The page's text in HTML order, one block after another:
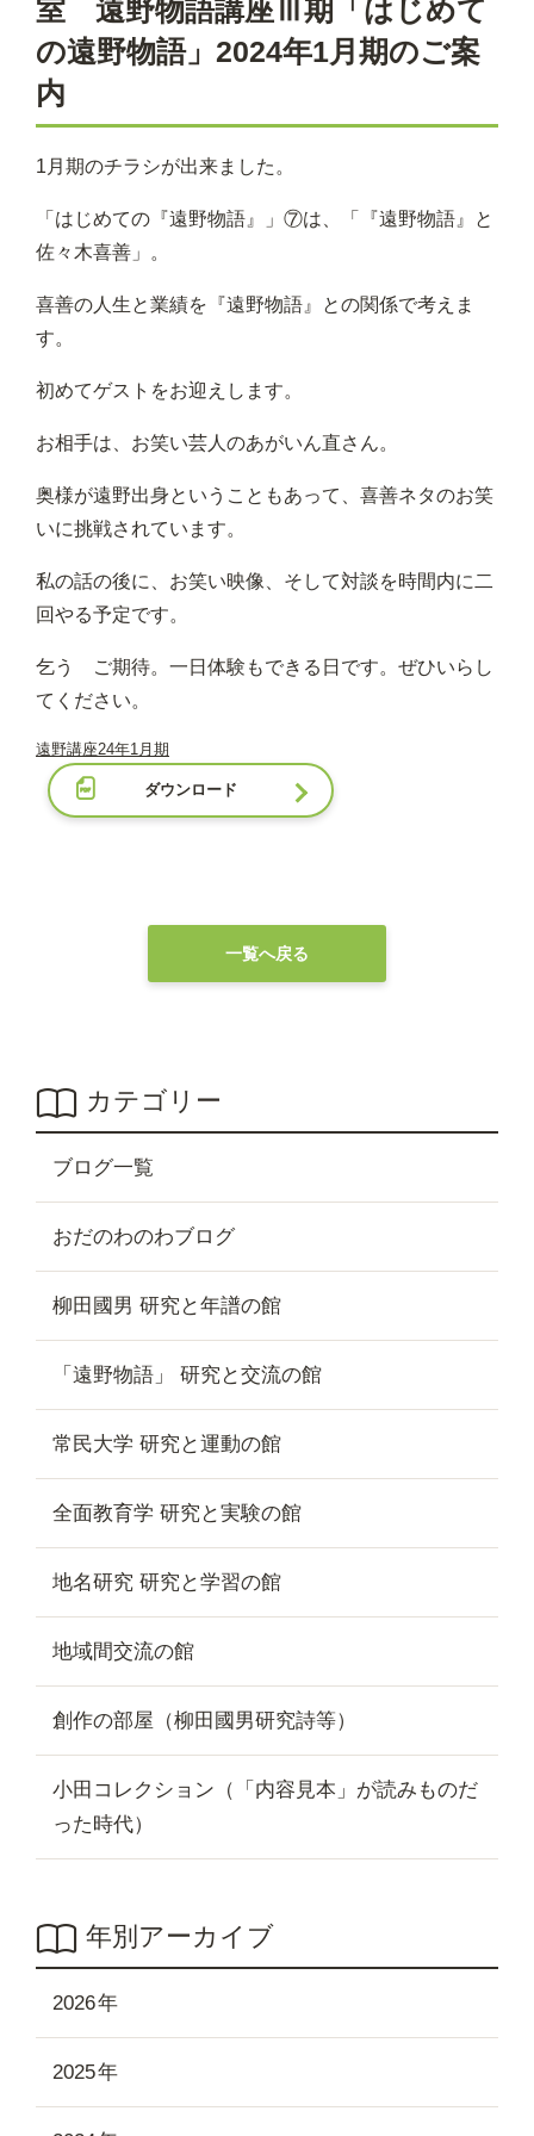
室 遠野物語講座Ⅲ期「はじめて
の遠野物語」2024年1月期のご案
内
1月期のチラシが出来ました。
「はじめての『遠野物語』」⑦は、「『遠野物語』と
佐々木喜善」。
喜善の人生と業績を『遠野物語』との関係で考えま
す。
初めてゲストをお迎えします。
お相手は、お笑い芸人のあがいん直さん。
奥様が遠野出身ということもあって、喜善ネタのお笑
いに挑戦されています。
私の話の後に、お笑い映像、そして対談を時間内に二
回やる予定です。
乞う ご期待。一日体験もできる日です。ぜひいらし
てください。
遠野講座24年1月期
ダウンロード
一覧へ戻る
カテゴリー
ブログ一覧
おだのわのわブログ
柳田國男 研究と年譜の館
「遠野物語」 研究と交流の館
常民大学 研究と運動の館
全面教育学 研究と実験の館
地名研究 研究と学習の館
地域間交流の館
創作の部屋（柳田國男研究詩等）
小田コレクション（「内容見本」が読みものだ
った時代）
年別アーカイブ
2026
2025